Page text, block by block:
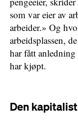
som var eier av
arbeider.» Og
arbeidsplassen,
har fått
har kjøpt.
Den